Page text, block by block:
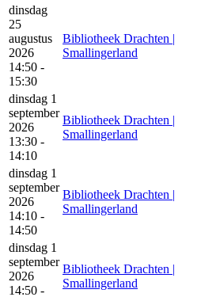
dinsdag
25
augustus
2026
14:50 -
15:30
Bibliotheek Drachten |
Smallingerland
dinsdag 1
september
2026
13:30 -
14:10
Bibliotheek Drachten |
Smallingerland
dinsdag 1
september
2026
14:10 -
14:50
Bibliotheek Drachten |
Smallingerland
dinsdag 1
september
2026
14:50 -
Bibliotheek Drachten |
Smallingerland